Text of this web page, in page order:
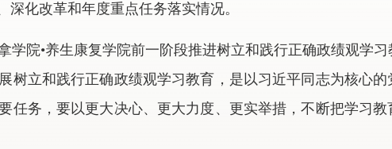
深化改革和年度重点任务落实情况。
学院•养生康复学院前一阶段推进树立和践行正确政绩观学
树立和践行正确政绩观学习教育，是以习近平同志为核心
任务，要以更大决心、更大力度、更实举措，不断把学习